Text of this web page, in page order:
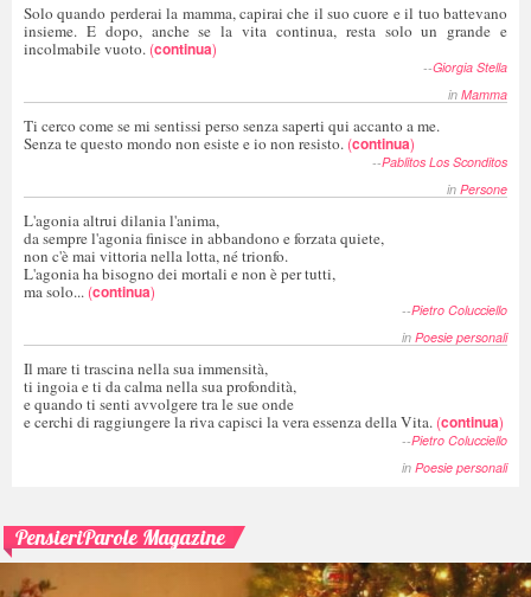
Solo quando perderai la mamma, capirai che il suo cuore e il tuo battevano
insieme. E dopo, anche se la vita continua, resta solo un grande e
incolmabile vuoto. (continua)
--Giorgia Stella
in Mamma
Ti cerco come se mi sentissi perso senza saperti qui accanto a me.
Senza te questo mondo non esiste e io non resisto. (continua)
--Pablitos Los Sconditos
in Persone
L'agonia altrui dilania l'anima,
da sempre l'agonia finisce in abbandono e forzata quiete,
non c'è mai vittoria nella lotta, né trionfo.
L'agonia ha bisogno dei mortali e non è per tutti,
ma solo... (continua)
--Pietro Colucciello
in Poesie personali
Il mare ti trascina nella sua immensità,
ti ingoia e ti da calma nella sua profondità,
e quando ti senti avvolgere tra le sue onde
e cerchi di raggiungere la riva capisci la vera essenza della Vita. (continua)
--Pietro Colucciello
in Poesie personali
PensieriParole Magazine